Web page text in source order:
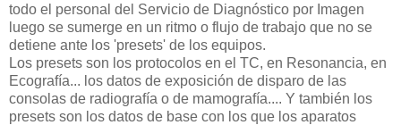
todo el personal del Servicio de Diagnóstico por Imagen
luego se sumerge en un ritmo o flujo de trabajo que no se
detiene ante los 'presets' de los equipos.
Los presets son los protocolos en el TC, en Resonancia, en
Ecografía... los datos de exposición de disparo de las
consolas de radiografía o de mamografía.... Y también los
presets son los datos de base con los que los aparatos